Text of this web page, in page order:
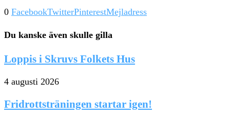
0 FacebookTwitterPinterestMejladress
Du kanske även skulle gilla
Loppis i Skruvs Folkets Hus
4 augusti 2026
Fridrottsträningen startar igen!